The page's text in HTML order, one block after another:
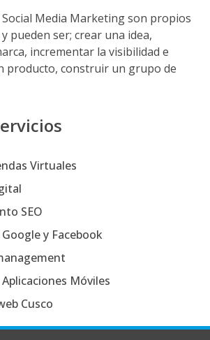
Media Marketing son propios
pueden ser; crear una idea,
incrementar la visibilidad e
producto, construir un grupo de
Virtuales
SEO
y Facebook
Móviles
Cusco